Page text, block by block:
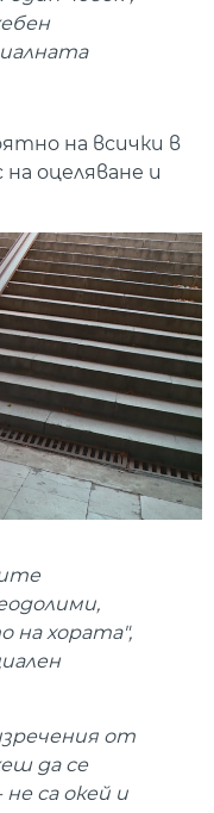
на всички в
оцеляване и
хората",
от
да се
са окей и